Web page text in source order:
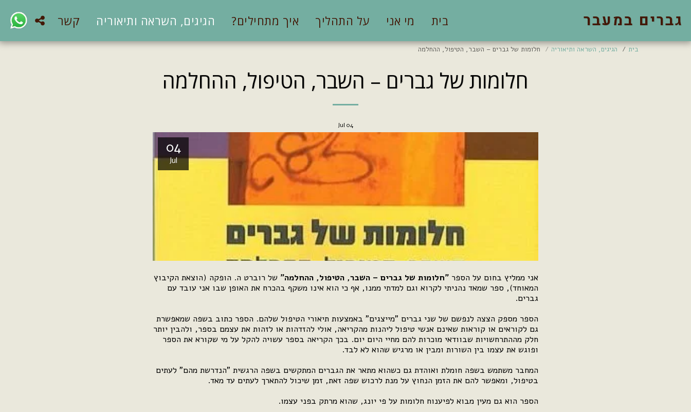
גברים במעבר בית מי אני על התהליך איך מתחילים? הגיגים, השראה ותיאוריה קשר
בית הגיגים, השראה ותיאוריה חלומות של גברים – השבר, הטיפול, ההחלמה
חלומות של גברים – השבר, הטיפול, ההחלמה
04
Jul
04
Jul
אני ממליץ בחום על הספר "חלומות של גברים – השבר, הטיפול, ההחלמה" של רוברט ה. הופקה (הוצאת הקיבוץ
המאוחד), ספר שמאד נהניתי לקרוא וגם למדתי ממנו, אף כי הוא אינו משקף בהכרח את האופן שבו אני עובד עם
גברים.
הספר מספק הצצה לנפשם של שני גברים "מייצגים" באמצעות תיאורי הטיפול שלהם. הספר כתוב בשפה שמאפשרת
גם לקוראים או קוראות שאינם אנשי טיפול ליהנות מהקריאה, אולי להזדהות או לזהות את עצמם בספר, ולהבין יותר
חלק מההתרחשויות שבוודאי מוכרות להם מחיי היום יום. בכך הקריאה בספר עשויה להקל על מי שקורא את הספר
ופוגש את עצמו בין השורות ומבין או מרגיש שהוא לא לבד.
המחבר משתמש בשפה חומלת ואוהדת גם כשהוא מתאר את הגברים המתקשים בשפה הרגשית "הנדרשת מהם" לעתים
בטיפול, ומאפשר להם את הזמן הנחוץ על מנת לרכוש שפה זאת, זמן שיכול להתארך לעתים עד מאד.
הספר הוא גם מעין מבוא לפיענוח חלומות על פי יונג, שהוא מרתק בפני עצמו.